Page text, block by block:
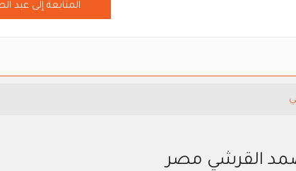
المتابعة إلى عبد
القرشي مصر